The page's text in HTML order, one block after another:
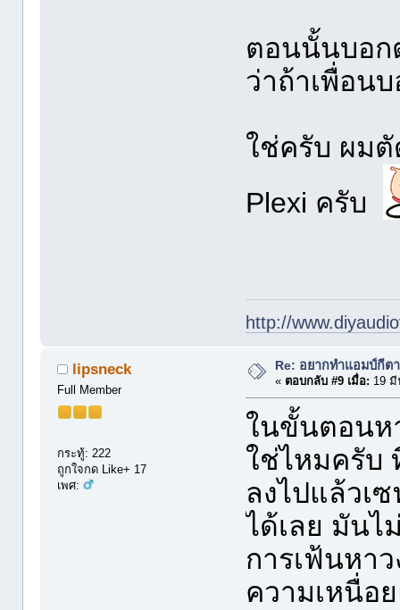
ตอนนั้นบอก
ว่าถ้าเพื่อน
ใช่ครับ ผมตั
Plexi ครับ
http://
lipsneck
Full Member
กระทู้: 222
ถูกใจกด Like+ 17
เพศ:
Re: อยากทำแอมป์กีต
« ตอบกลับ #9 เมื่อ: 19 มี
ในขั้นตอนห
ใช่ไหมครับ
ลงไปแล้วเ
ได้เลย มันไ
การเฟ้นหา
ความเหนื่อ